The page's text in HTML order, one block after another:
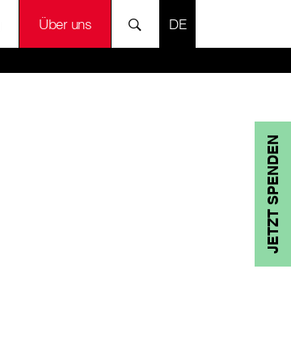
Über uns SPRACHE
JETZT SPENDEN